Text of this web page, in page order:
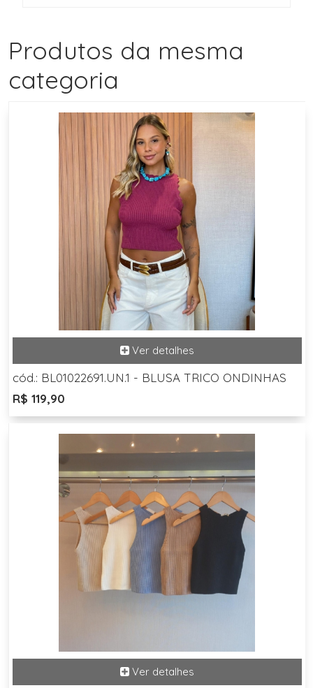
Produtos da mesma
categoria
cód.: BL01022691.UN.1 - BLUSA TRICO ONDINHAS
R$ 119,90